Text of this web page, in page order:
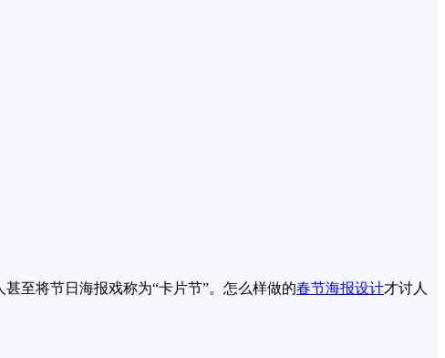
至将节日海报戏称为“卡片节”。怎么样做的春节海报设计才讨人